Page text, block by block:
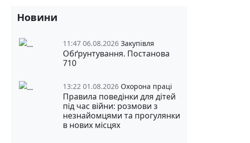
Новини
11:47 06.08.2026 Закупівля
Обґрунтування. Постанова
710
13:22 01.08.2026 Охорона праці
Правила поведінки для дітей
під час війни: розмови з
незнайомцями та прогулянки
в нових місцях